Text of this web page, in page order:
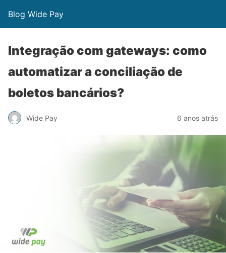
Blog Wide Pay
Integração com gateways: como
automatizar a conciliação de
boletos bancários?
Wide Pay 6 anos atrás